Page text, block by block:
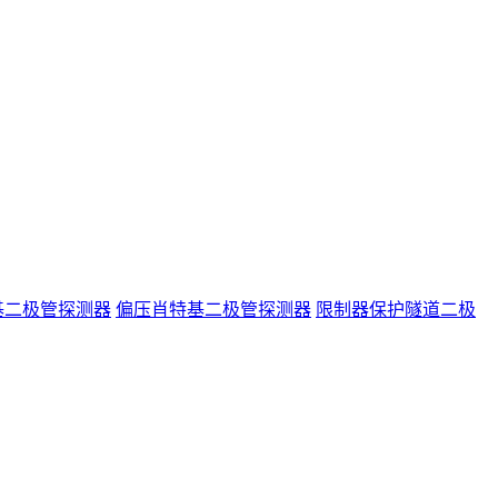
极管探测器 偏压肖特基二极管探测器 限制器保护隧道二极